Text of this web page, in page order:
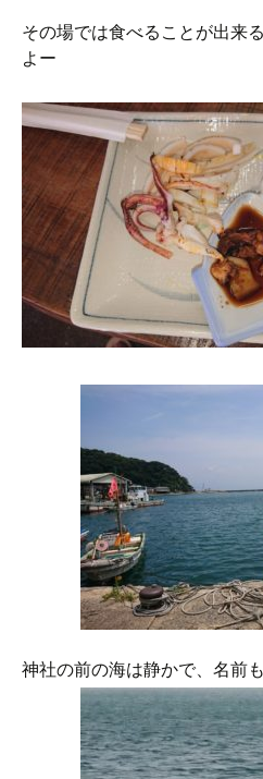
その場では食べることが出来
よー
神社の前の海は静かで、名前